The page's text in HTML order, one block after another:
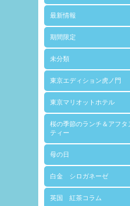
最新情報
期間限定
未分類
東京エディション虎ノ門
東京マリオットホテル
桜の季節のランチ＆アフタ
ティー
母の日
白金 シロガネーゼ
英国 紅茶コラム